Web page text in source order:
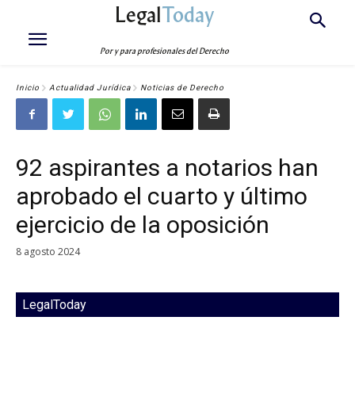
LegalToday
Por y para profesionales del Derecho
Inicio Actualidad Jurídica Noticias de Derecho
92 aspirantes a notarios han
aprobado el cuarto y último
ejercicio de la oposición
8 agosto 2024
LegalToday